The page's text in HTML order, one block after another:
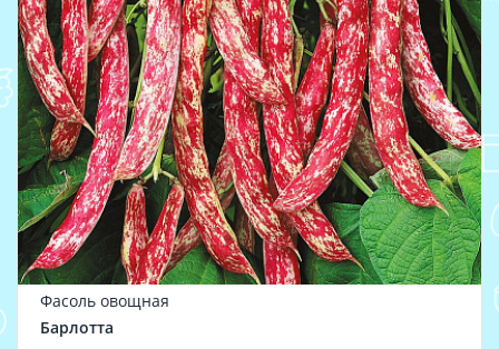
Фасоль овощная
Барлотта